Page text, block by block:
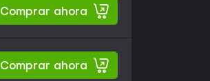
Comprar ahora
Comprar ahora